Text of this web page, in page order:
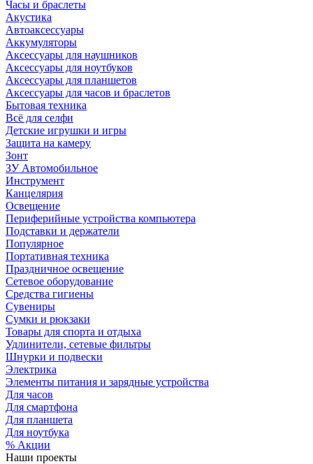
Часы и браслеты
Акустика
Автоаксессуары
Аккумуляторы
Аксессуары для наушников
Аксессуары для ноутбуков
Аксессуары для планшетов
Аксессуары для часов и браслетов
Бытовая техника
Всё для селфи
Детские игрушки и игры
Защита на камеру
Зонт
ЗУ Автомобильное
Инструмент
Канцелярия
Освещение
Периферийные устройства компьютера
Подставки и держатели
Популярное
Портативная техника
Праздничное освещение
Сетевое оборудование
Средства гигиены
Сувениры
Сумки и рюкзаки
Товары для спорта и отдыха
Удлинители, сетевые фильтры
Шнурки и подвески
Электрика
Элементы питания и зарядные устройства
Для часов
Для смартфона
Для планшета
Для ноутбука
% Акции
Наши проекты